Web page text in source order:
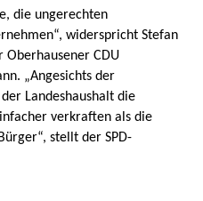
die ungerechten
widerspricht Stefan
Oberhausener CDU
„Angesichts der
Landeshaushalt die
verkraften als die
stellt der SPD-